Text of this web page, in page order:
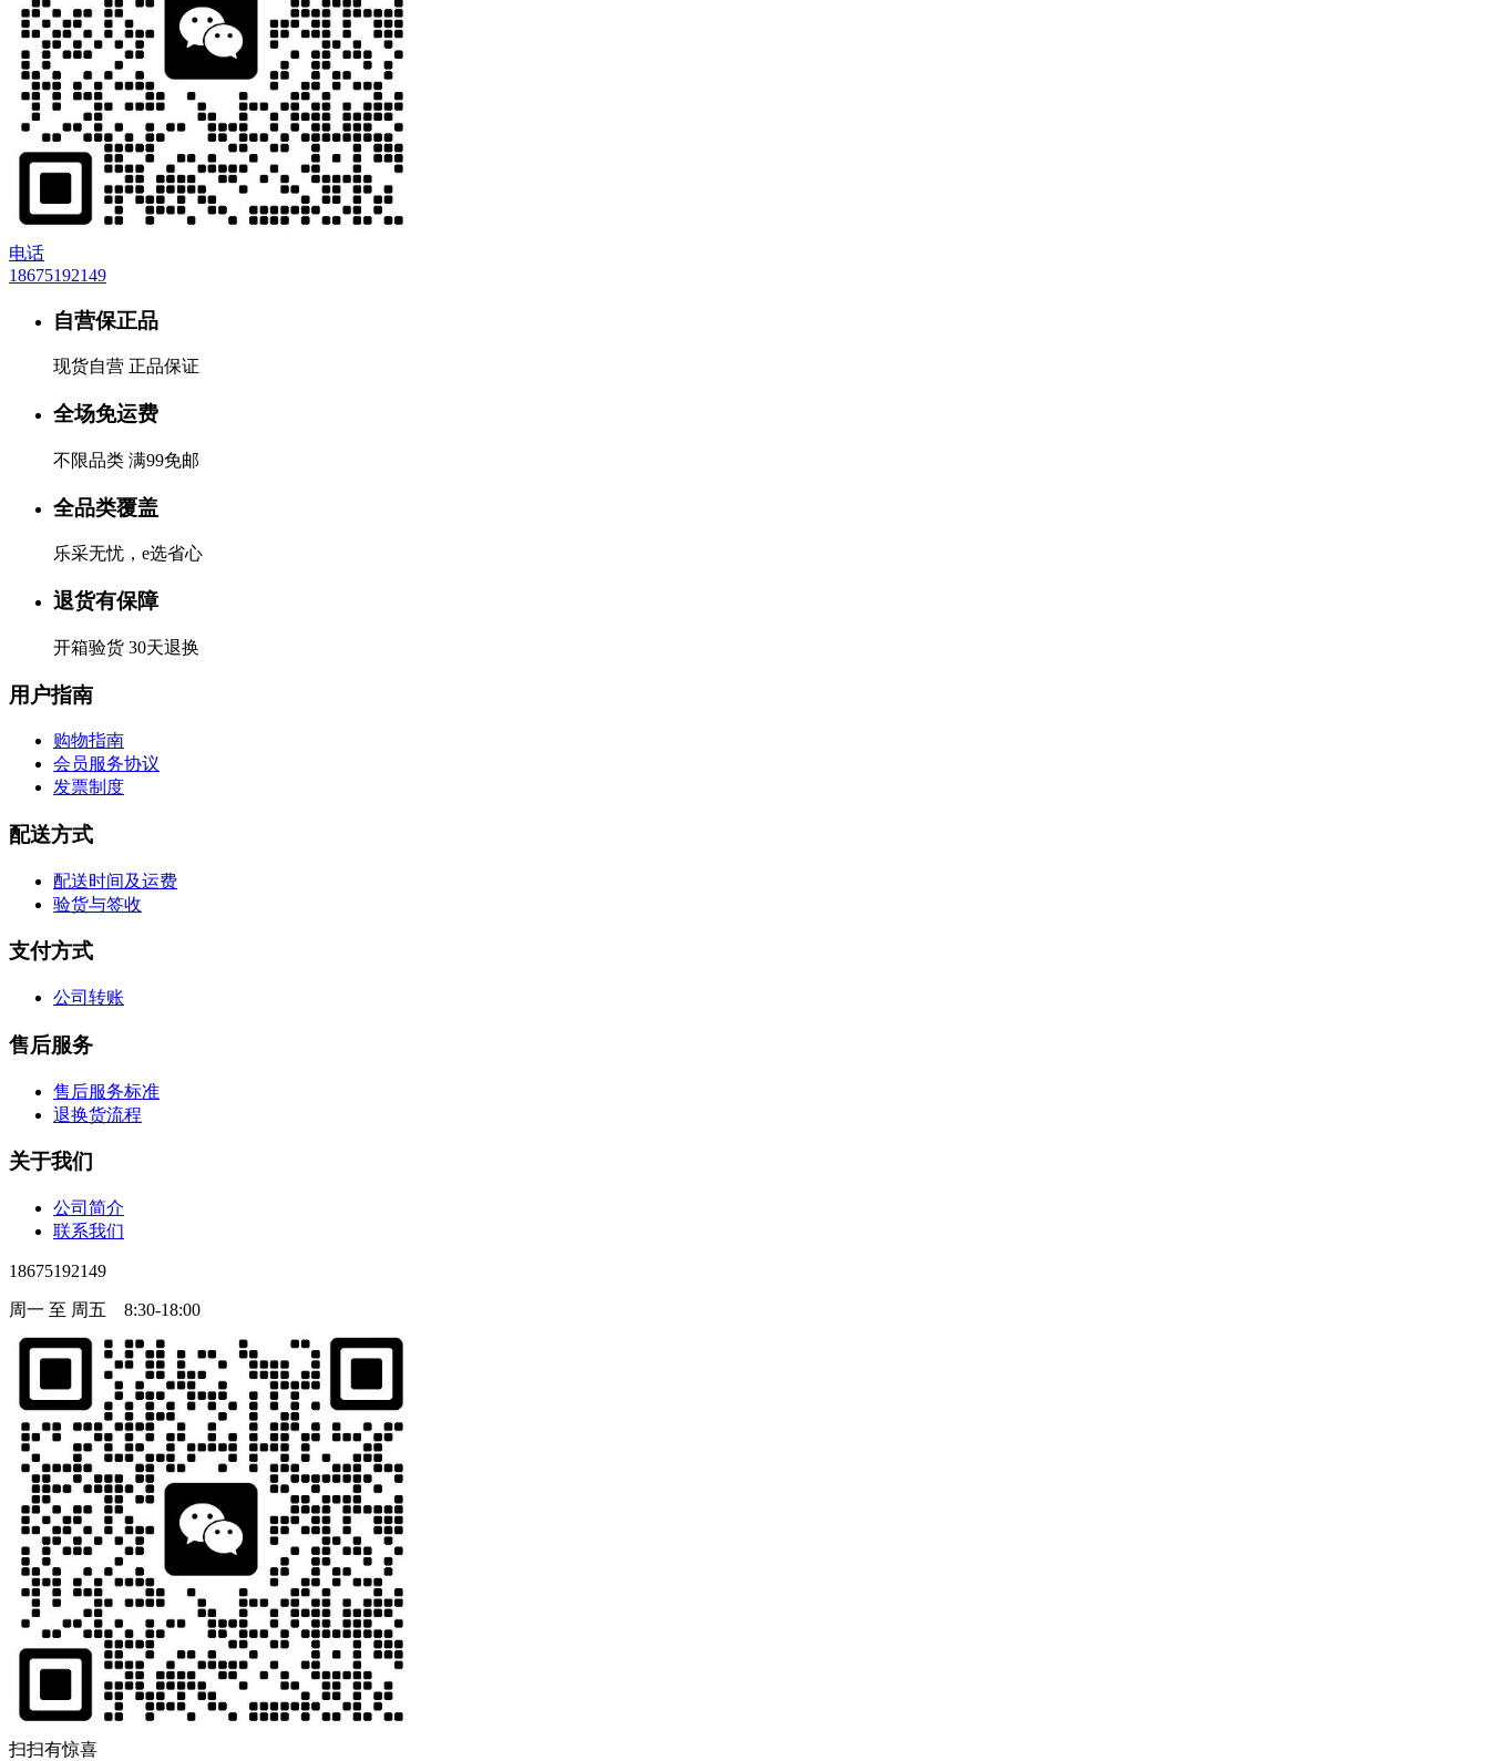
电话
18675192149
自营保正品
现货自营 正品保证
全场免运费
不限品类 满99免邮
全品类覆盖
乐采无忧，e选省心
退货有保障
开箱验货 30天退换
用户指南
购物指南
会员服务协议
发票制度
配送方式
配送时间及运费
验货与签收
支付方式
公司转账
售后服务
售后服务标准
退换货流程
关于我们
公司简介
联系我们
18675192149
周一 至 周五 8:30-18:00
扫扫有惊喜